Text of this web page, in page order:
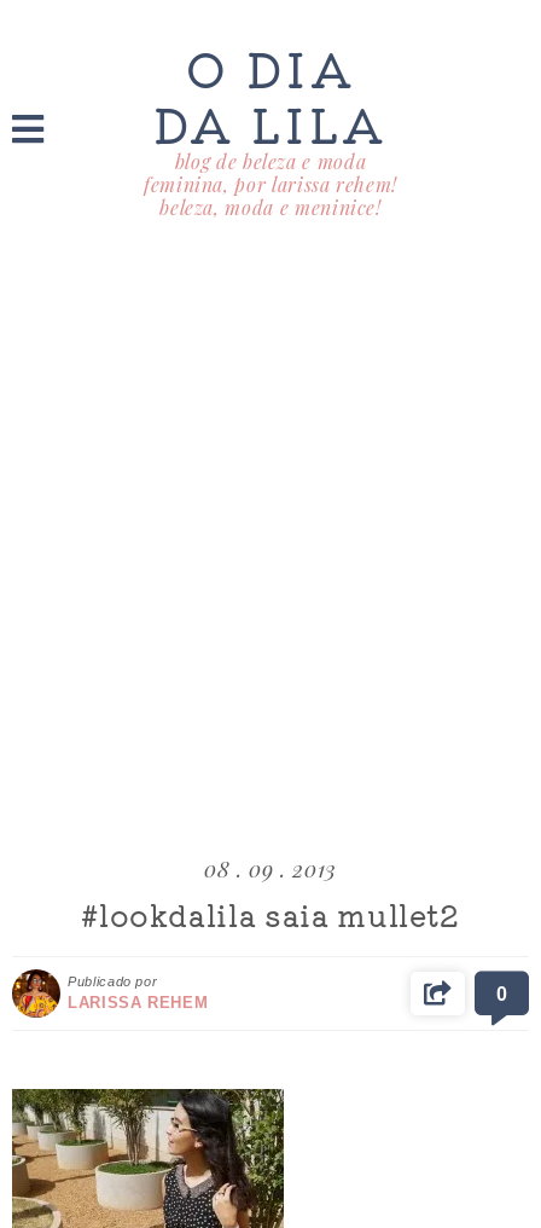
O DIA
DA LILA
blog de beleza e moda
feminina, por larissa rehem!
beleza, moda e meninice!
08 . 09 . 2013
#lookdalila saia mullet2
Publicado por
LARISSA REHEM 0